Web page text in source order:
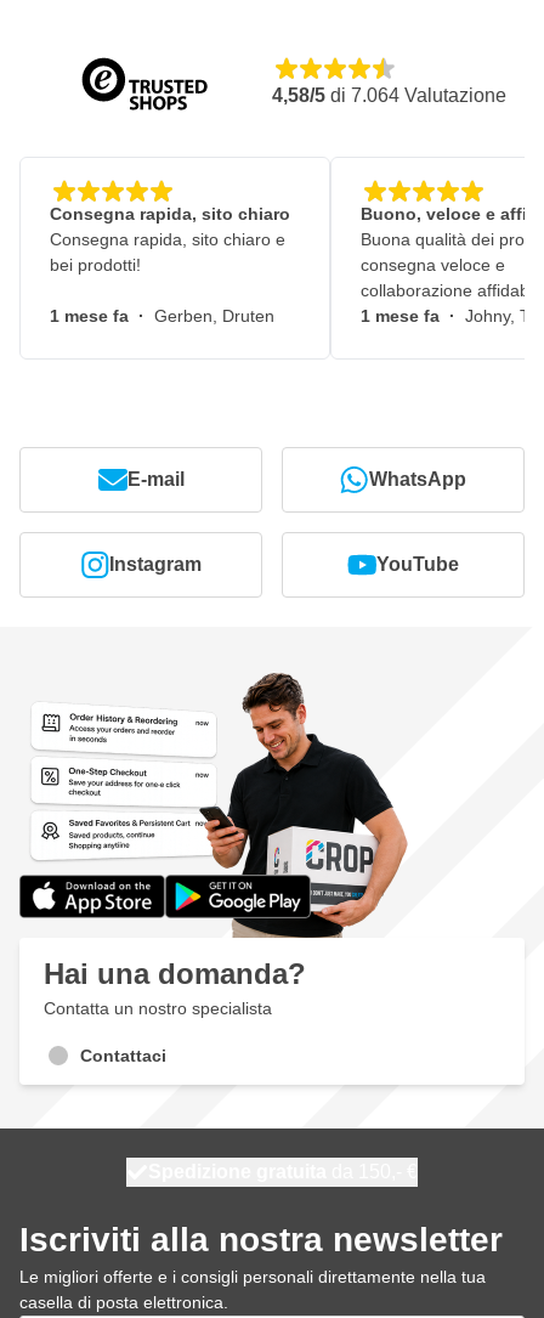
4,58/5 di 7.064 Valutazione
Consegna rapida, sito chiaro
Consegna rapida, sito chiaro e
bei prodotti!
1 mese fa · Gerben, Druten
Buono, veloce e
Buona qualità dei
consegna veloce e
collaborazione
1 mese fa · Johny,
E-mail WhatsApp
Instagram YouTube
Hai una domanda?
Contatta un nostro specialista
Contattaci
Iscriviti alla nostra newsletter
Le migliori offerte e i consigli personali direttamente nella tua
casella di posta elettronica.